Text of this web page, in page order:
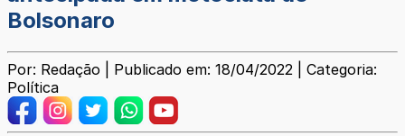
Bolsonaro
Por: Redação | Publicado em: 18/04/2022 | Categoria:
Política